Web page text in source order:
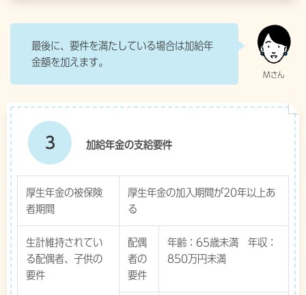
最後に、要件を満たしている場合は加給年
金額を加えます。
3 加給年金の支給要件
厚生年金の被保険
者期間
厚生年金の加入期間が20年以上あ
る
生計維持されてい
る配偶者、子供の
要件
配偶
者の
要件
年齢：65歳未満 年収：
850万円未満